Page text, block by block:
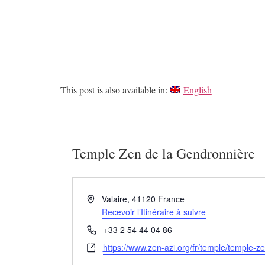
This post is also available in: English
Temple Zen de la Gendronnière
Adresse
Valaire, 41120 France
Recevoir l’Itinéraire à suivre
Téléphone
+33 2 54 44 04 86
Site
https://www.zen-azi.org/fr/temple/temple-